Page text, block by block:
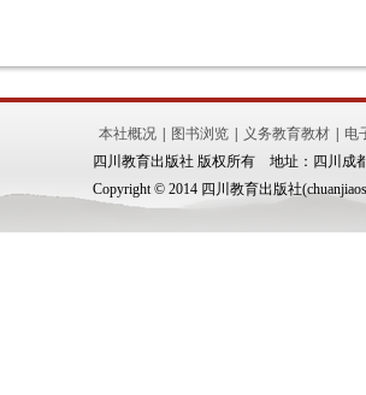
本社概况 图书浏览 义务教育教材
电
四川教育出版社 版权所有 地址：四川成
Copyright © 2014 四川教育出版社